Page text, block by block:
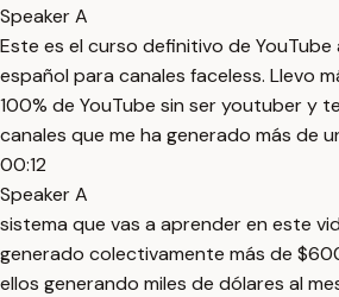
Speaker A
Este es el curso definitivo de
español para canales faceless. Llevo
100% de YouTube sin ser youtuber y
canales que me ha generado más de
00:12
Speaker A
sistema que vas a aprender en este
generado colectivamente más de
ellos generando miles de dólares al